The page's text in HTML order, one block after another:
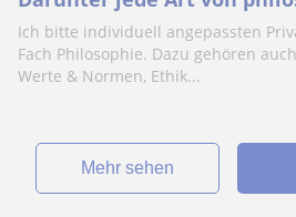
Fächern, die in der Schule
Ich bitte individuell angepassten
Fach Philosophie. Dazu gehören
Werte & Normen, Ethik...
Mehr sehen